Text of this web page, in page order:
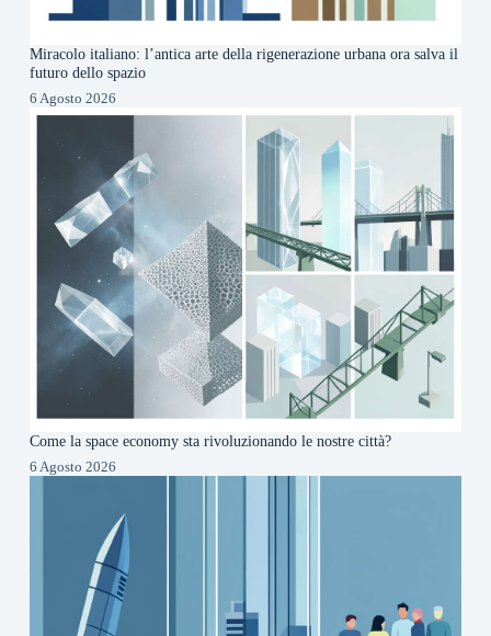
Miracolo italiano: l’antica arte della rigenerazione urbana ora salva il
futuro dello spazio
6 Agosto 2026
Come la space economy sta rivoluzionando le nostre città?
6 Agosto 2026